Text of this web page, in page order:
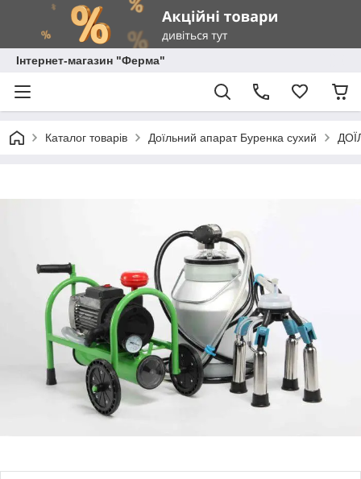
Інтернет-магазин "Ферма"
Каталог товарів Доїльний апарат Буренка сухий